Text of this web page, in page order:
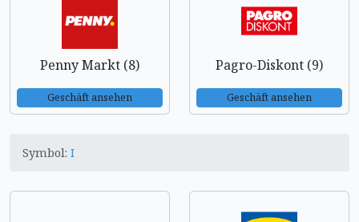
Penny Markt (8)
Geschäft ansehen
Pagro-Diskont (9)
Geschäft ansehen
Symbol: I